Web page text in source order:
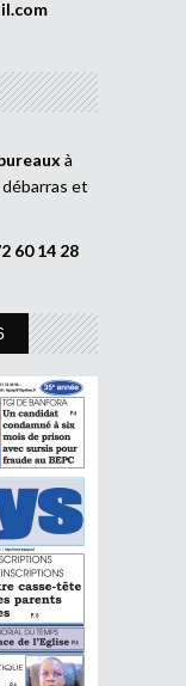
à
et
60 14 28